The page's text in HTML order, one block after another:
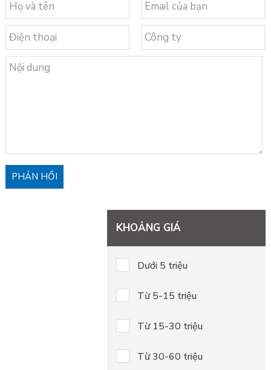
KHOẢNG GIÁ
Dưới 5 triệu
Từ 5-15 triệu
Từ 15-30 triệu
Từ 30-60 triệu